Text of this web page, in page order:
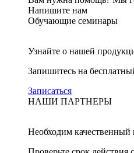
Напишите нам
Обучающие семинары
Узнайте о нашей
Запишитесь на
Записаться
НАШИ ПАРТНЕРЫ
Необходим